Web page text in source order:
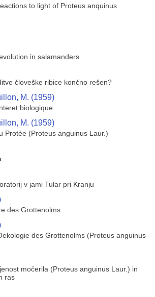
to light of Proteus anquinus
in salamanders
človeške ribice končno rešen?
M. (1959)
biologique
M. (1959)
Protée (Proteus anguinus Laur.)
v jami Tular pri Kranju
des Grottenolms
des Grottenolms (Proteus anguinus
močerila (Proteus anguinus Laur.) in
ras